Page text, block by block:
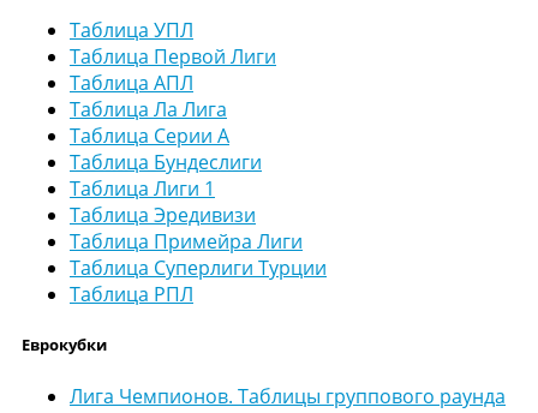
Таблица УПЛ
Таблица Первой Лиги
Таблица АПЛ
Таблица Ла Лига
Таблица Серии А
Таблица Бундеслиги
Таблица Лиги 1
Таблица Эредивизи
Таблица Примейра Лиги
Таблица Суперлиги Турции
Таблица РПЛ
Еврокубки
Лига Чемпионов. Таблицы группового раунда